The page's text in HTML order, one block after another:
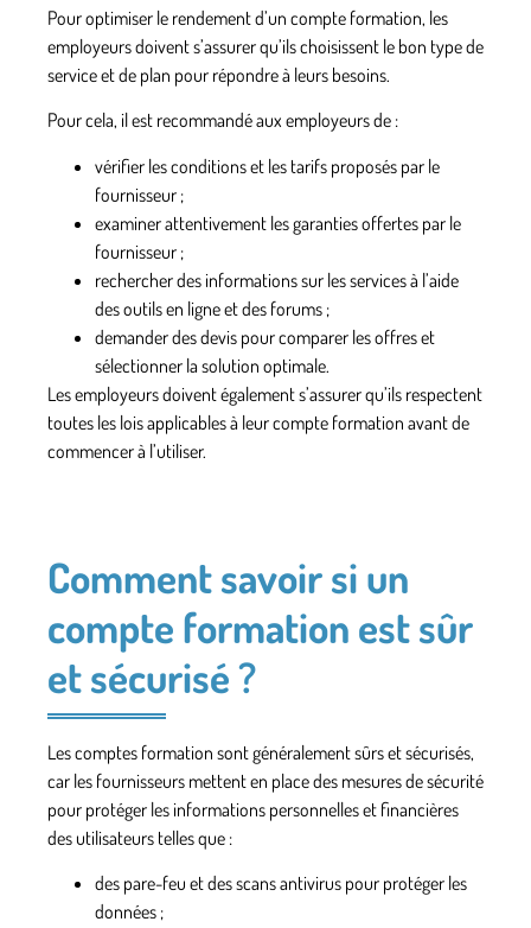
Pouroptimiser le rendementd’un compte formation, les
employeurs doivent s’assurer qu’ils choisissent le bon type de
service et de plan pour répondre à leurs besoins.
Pour cela, il est recommandé aux employeurs de :
vérifier lesconditionset les tarifs proposés par le
fournisseur ;
examiner attentivement lesgarantiesoffertes par le
fournisseur ;
rechercher des informationssur les services à l’aide
des outils en ligne et des forums ;
demander desdevis pour comparer les offres et
sélectionner la solution optimale.
Les employeurs doivent également s’assurer qu’ils respectent
toutes les lois applicables à leur compte formation avant de
commencer à l’utiliser.
Comment savoir si un
compte formation est sûr
et sécurisé ?
Les comptes formation sont généralement sûrs et sécurisés,
car les fournisseurs mettent en place des mesures de sécurité
pour protéger les informations personnelles et financières
des utilisateurs telles que :
des pare-feu et desscans antivirus pour protéger les
données ;